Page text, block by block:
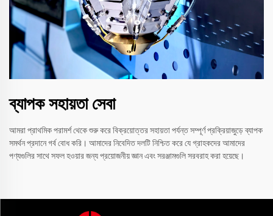
ব্যাপক সহায়তা সেবা
আমরা প্রাথমিক পরামর্শ থেকে শুরু করে বিক্রয়োত্তর সহায়তা পর্যন্ত সম্পূর্ণ প্রক্রিয়াজুড়ে ব্যাপক
সমর্থন প্রদানে গর্ব বোধ করি। আমাদের নিবেদিত দলটি নিশ্চিত করে যে গ্রাহকদের আমাদের
পণ্যগুলির সাথে সফল হওয়ার জন্য প্রয়োজনীয় জ্ঞান এবং সরঞ্জামগুলি সরবরাহ করা হয়েছে।